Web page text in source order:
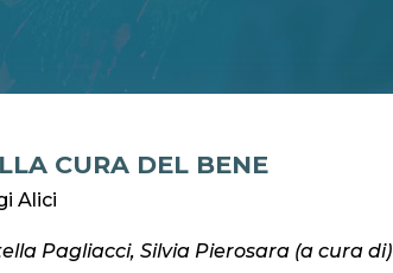
CURA DEL BENE
Alici
Pagliacci, Silvia Pierosara (a cura di)